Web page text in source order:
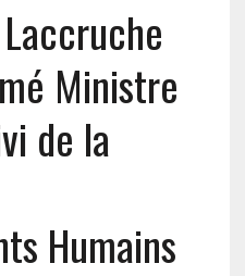
Ministre
de la
Humains